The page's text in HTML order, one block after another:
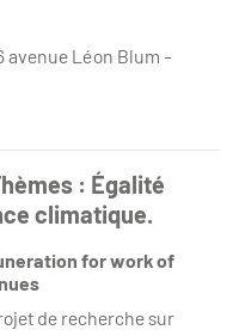
avenue Léon Blum -
: Égalité
climatique.
for work of
de recherche sur